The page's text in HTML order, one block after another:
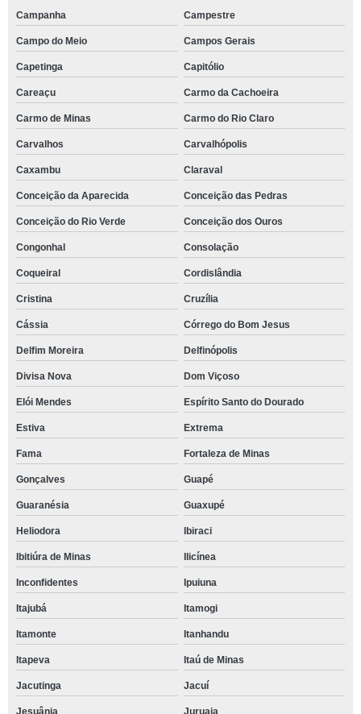
Campanha Campestre
Campo do Meio Campos Gerais
Capetinga Capitólio
Careaçu Carmo da Cachoeira
Carmo de Minas Carmo do Rio Claro
Carvalhos Carvalhópolis
Caxambu Claraval
Conceição da Aparecida Conceição das Pedras
Conceição do Rio Verde Conceição dos Ouros
Congonhal Consolação
Coqueiral Cordislândia
Cristina Cruzília
Cássia Córrego do Bom Jesus
Delfim Moreira Delfinópolis
Divisa Nova Dom Viçoso
Elói Mendes Espírito Santo do Dourado
Estiva Extrema
Fama Fortaleza de Minas
Gonçalves Guapé
Guaranésia Guaxupé
Heliodora Ibiraci
Ibitiúra de Minas Ilicínea
Inconfidentes Ipuiuna
Itajubá Itamogi
Itamonte Itanhandu
Itapeva Itaú de Minas
Jacutinga Jacuí
Jesuânia Juruaia